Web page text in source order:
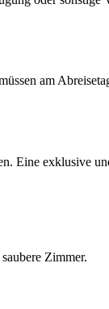
am
Eine exklusive
Zimmer.